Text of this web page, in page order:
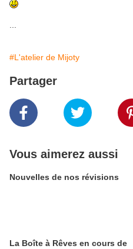
#L'atelier de Mijoty
Partager
Vous aimerez aussi
Nouvelles de nos révisions
La Boîte à Rêves en cours de